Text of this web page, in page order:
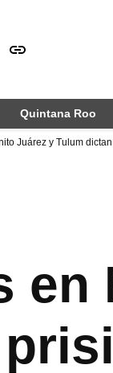
issuu
Quintana Roo
Juárez y Tulum
en